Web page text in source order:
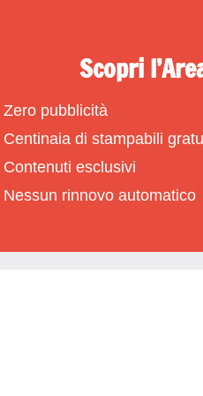
Scopri
Zero pubblicità
Centinaia di stampabili
Contenuti esclusivi
Nessun rinnovo automatico